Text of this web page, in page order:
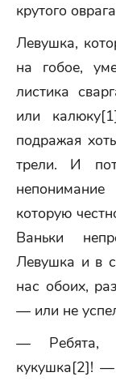
крутого
Левушка,
на гобое,
листика
или
подражая
трели. И
которую
Ваньки
Левушка и в
нас обоих,
— или не
— Ребята,
кукушка[2]! —